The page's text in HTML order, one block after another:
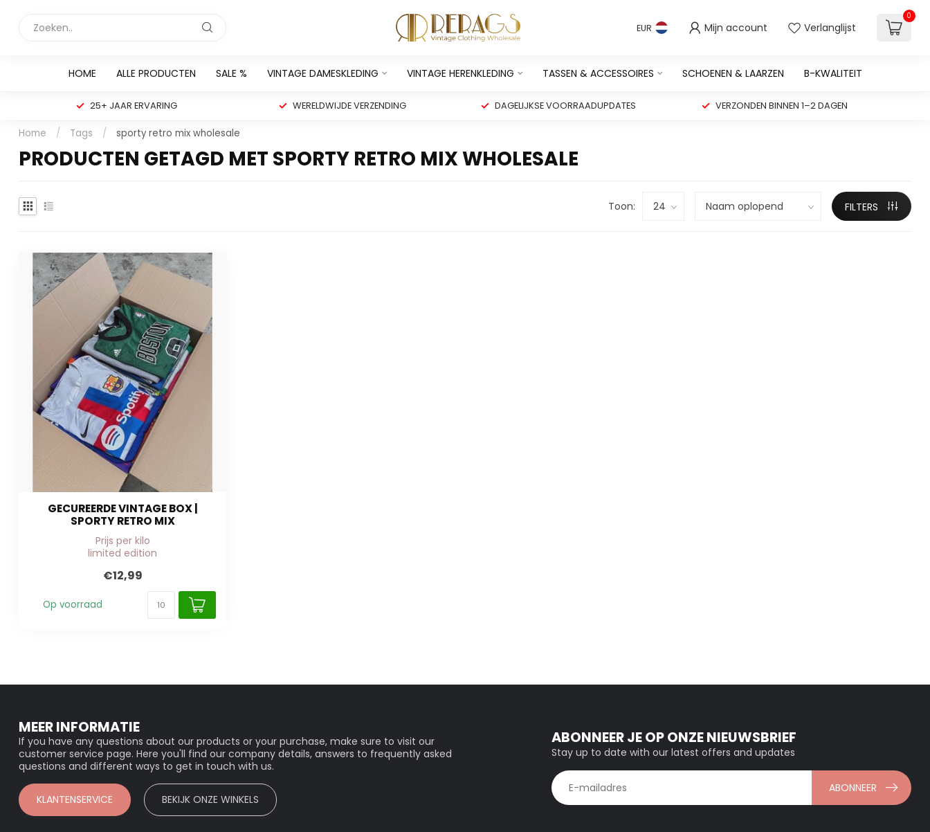
EUR Mijn account Verlanglijst
0
HOME ALLE PRODUCTEN SALE % VINTAGE DAMESKLEDING VINTAGE HERENKLEDING TASSEN & ACCESSOIRES SCHOENEN & LAARZEN B-KWALITEIT
25+ JAAR ERVARING WERELDWIJDE VERZENDING DAGELIJKSE VOORRAADUPDATES VERZONDEN BINNEN 1–2 DAGEN
Home / Tags / sporty retro mix wholesale
PRODUCTEN GETAGD MET SPORTY RETRO MIX WHOLESALE
Toon: FILTERS
GECUREERDE VINTAGE BOX |
SPORTY RETRO MIX
Prijs per kilo
limited edition
€12,99
Op voorraad
MEER INFORMATIE
If you have any questions about our products or your purchase, make sure to visit our
customer service page. Here you'll find our company details, answers to frequently asked
questions and different ways to get in touch with us.
KLANTENSERVICE BEKIJK ONZE WINKELS
ABONNEER JE OP ONZE NIEUWSBRIEF
Stay up to date with our latest offers and updates
ABONNEER